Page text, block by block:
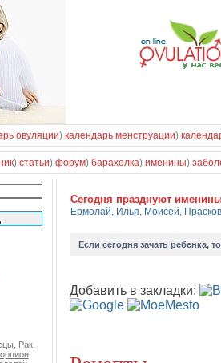
овуляции) календарь менструации)
) статьи) форум) барахолка) именины)
Рак,
,
Cегодня празднуют
Ермолай, Илья, Моисей,
Если сегодня зачать ребенка,
Добавить в закладки: